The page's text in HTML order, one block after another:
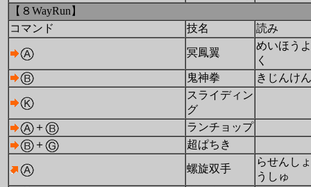
【８WayRun】
コマンド
技名 読み
冥鳳翼
めいほうよ
く
鬼神拳
きじんけん
スライディン
グ
＋
ランチョップ
＋
超ぱちき
螺旋双手
らせんしょ
うしゅ